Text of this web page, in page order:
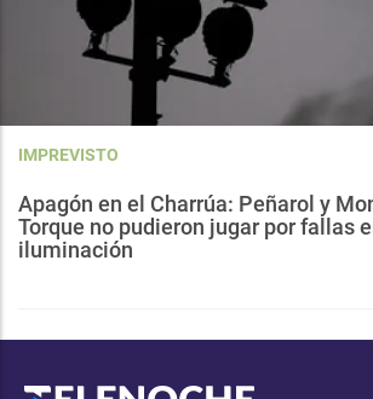
IMPREVISTO
Apagón en el Charrúa: Peñarol y
Torque no pudieron jugar por fallas
iluminación